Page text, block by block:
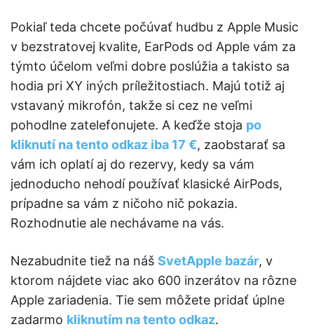
Pokiaľ teda chcete počúvať hudbu z Apple Music
v bezstratovej kvalite, EarPods od Apple vám za
týmto účelom veľmi dobre poslúžia a takisto sa
hodia pri XY iných príležitostiach. Majú totiž aj
vstavaný mikrofón, takže si cez ne veľmi
pohodlne zatelefonujete. A keďže stoja po
kliknutí na tento odkaz iba 17 €, zaobstarať sa
vám ich oplatí aj do rezervy, kedy sa vám
jednoducho nehodí používať klasické AirPods,
prípadne sa vám z ničoho nič pokazia.
Rozhodnutie ale nechávame na vás.
Nezabudnite tiež na náš SvetApple bazár, v
ktorom nájdete viac ako 600 inzerátov na rôzne
Apple zariadenia. Tie sem môžete pridať úplne
zadarmo kliknutím na tento odkaz.